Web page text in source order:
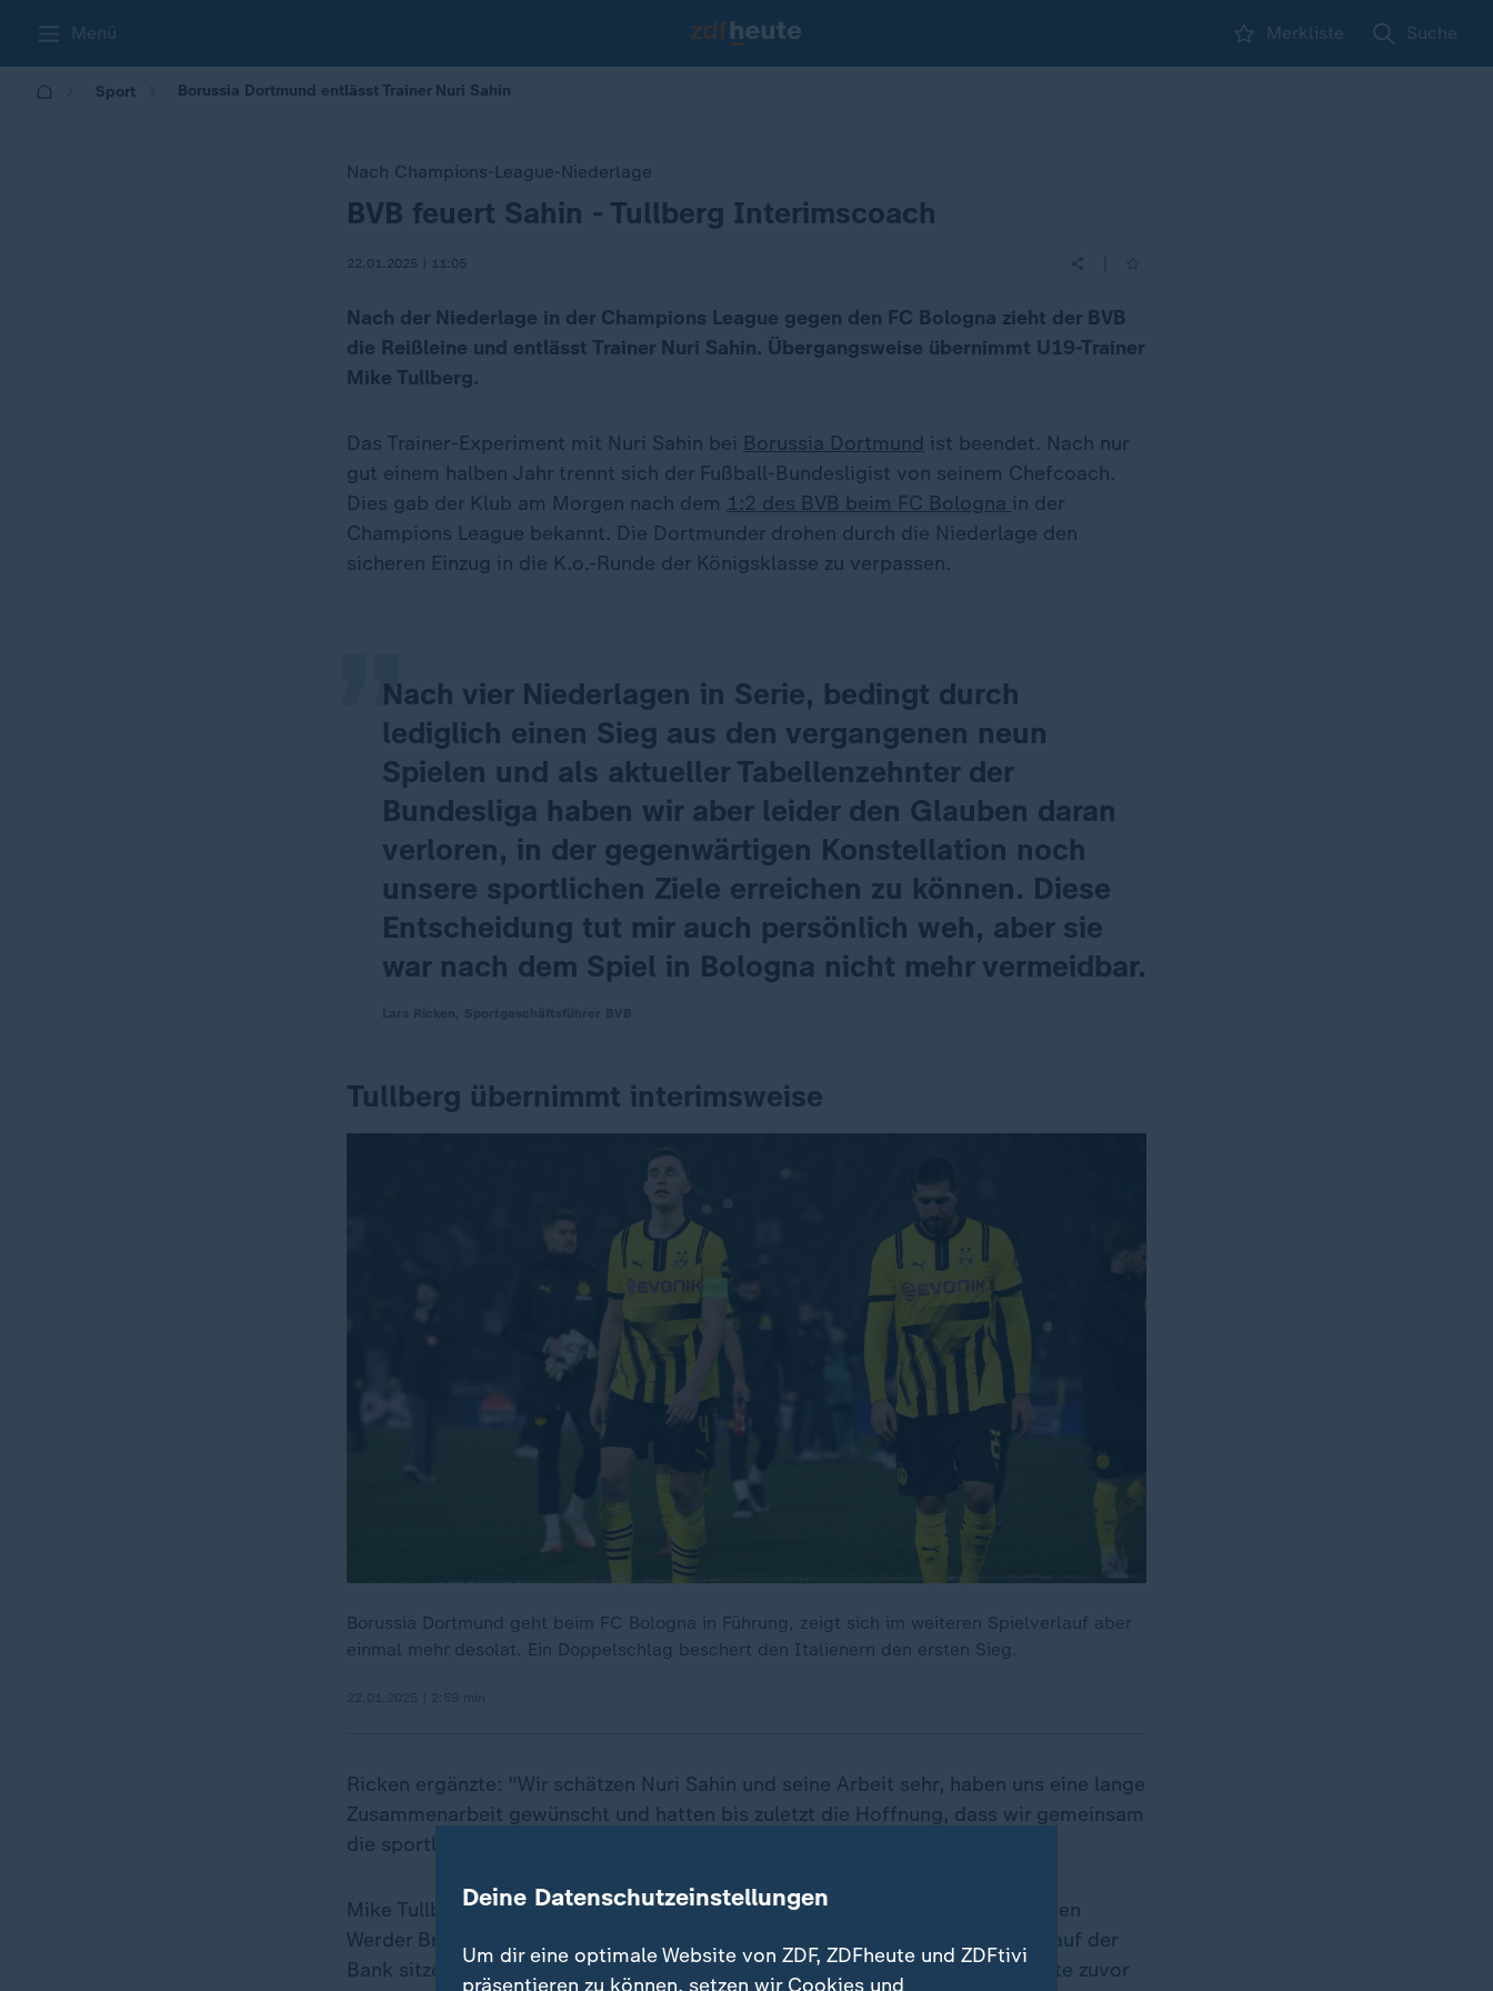
Menü Merkliste Suche
Sport Borussia Dortmund entlässt Trainer Nuri Sahin
Nach Champions-League-Niederlage
:BVB feuert Sahin - Tullberg Interimscoach
22.01.2025 | 11:05
Nach der Niederlage in der Champions League gegen den FC Bologna zieht der BVB
die Reißleine und entlässt Trainer Nuri Sahin. Übergangsweise übernimmt U19-Trainer
Mike Tullberg.
Das Trainer-Experiment mit Nuri Sahin bei Borussia Dortmund ist beendet. Nach nur
gut einem halben Jahr trennt sich der Fußball-Bundesligist von seinem Chefcoach.
Dies gab der Klub am Morgen nach dem 1:2 des BVB beim FC Bologna in der
Champions League bekannt. Die Dortmunder drohen durch die Niederlage den
sicheren Einzug in die K.o.-Runde der Königsklasse zu verpassen.
Nach vier Niederlagen in Serie, bedingt durch
lediglich einen Sieg aus den vergangenen neun
Spielen und als aktueller Tabellenzehnter der
Bundesliga haben wir aber leider den Glauben daran
verloren, in der gegenwärtigen Konstellation noch
unsere sportlichen Ziele erreichen zu können. Diese
Entscheidung tut mir auch persönlich weh, aber sie
war nach dem Spiel in Bologna nicht mehr vermeidbar.
„
Tullberg übernimmt interimsweise
Borussia Dortmund geht beim FC Bologna in Führung, zeigt sich im weiteren Spielverlauf aber
einmal mehr desolat. Ein Doppelschlag beschert den Italienern den ersten Sieg.
Ricken ergänzte: "Wir schätzen Nuri Sahin und seine Arbeit sehr, haben uns eine lange
Zusammenarbeit gewünscht und hatten bis zuletzt die Hoffnung, dass wir gemeinsam
die sportliche Wende schaffen."
Mike Tullberg wird den Fußball-Bundesligisten am Samstag (15.30 Uhr) gegen
Werder Bremen betreuen. Demnach wird der 39-Jährige "übergangsweise" auf der
Bank sitzen. Der Däne ist seit 2020 als U19-Trainer des BVB tätig und coachte zuvor
Deine Datenschutzeinstellungen
Um dir eine optimale Website von ZDF, ZDFheute und ZDFtivi
präsentieren zu können, setzen wir Cookies und